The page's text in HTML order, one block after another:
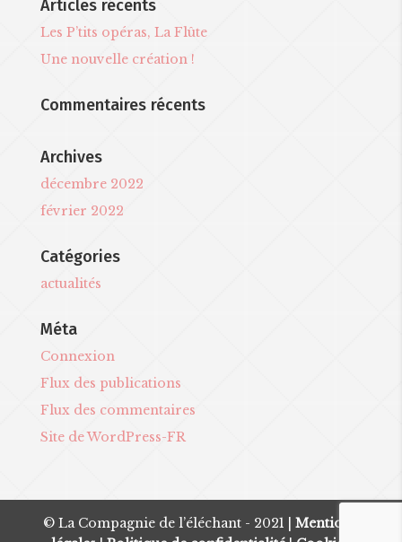
Articles récents
Les P’tits opéras, La Flûte
Une nouvelle création !
Commentaires récents
Archives
décembre 2022
février 2022
Catégories
actualités
Méta
Connexion
Flux des publications
Flux des commentaires
Site de WordPress-FR
© La Compagnie de l’éléchant - 2021 |Mentions